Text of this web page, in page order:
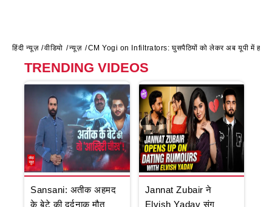
हिंदी न्यूज़ वीडियो न्यूज़ CM Yogi on Infiltrators: घुसपैठियों को लेकर अब यूपी में हलचल
TRENDING VIDEOS
Sansani: अतीक अहमद
के बेटे की दर्दनाक मौत
Jannat Zubair ने
Elvish Yadav संग